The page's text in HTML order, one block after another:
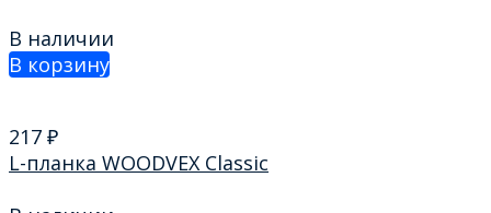
В наличии
В корзину
217 ₽
L-планка WOODVEХ Classic